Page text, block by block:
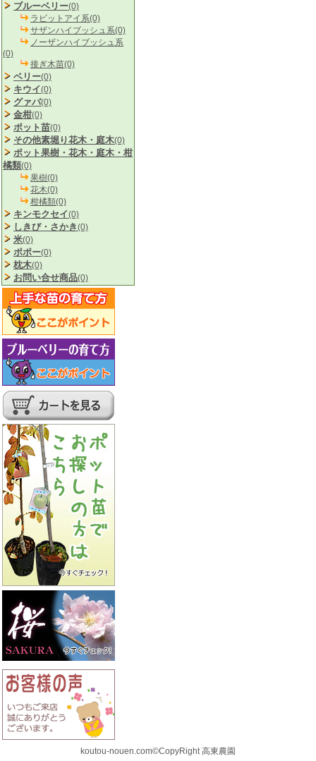
ブルーベリー(0)
ラビットアイ系(0)
サザンハイブッシュ系(0)
ノーザンハイブッシュ系
(0)
接ぎ木苗(0)
ベリー(0)
キウイ(0)
グァバ(0)
金柑(0)
ポット苗(0)
その他素堀り花木・庭木(0)
ポット果樹・花木・庭木・柑
橘類(0)
果樹(0)
花木(0)
柑橘類(0)
キンモクセイ(0)
しきび・さかき(0)
米(0)
ポポー(0)
枕木(0)
お問い合せ商品(0)
koutou-nouen.com©CopyRight 高東農園